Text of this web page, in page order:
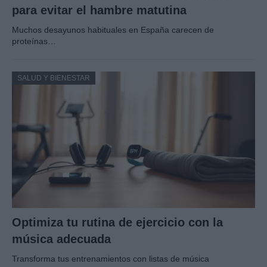
para evitar el hambre matutina
Muchos desayunos habituales en España carecen de
proteínas…
SALUD Y BIENESTAR
Optimiza tu rutina de ejercicio con la
música adecuada
Transforma tus entrenamientos con listas de música